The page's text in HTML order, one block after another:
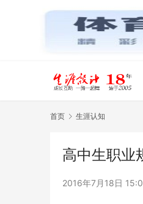
首页 生涯认知
高中生职业
2016年7月18日